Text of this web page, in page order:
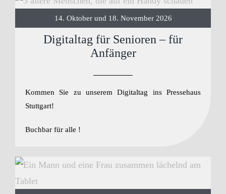
ZEITUNGSWELT
NEWSLETTER
Anmelden / Registrieren
14. Oktober und 18. November 2026
Digitaltag für Senioren – für
Anfänger
Kommen Sie zu unserem Digitaltag ins Pressehaus
Stuttgart!
Buchbar für alle !